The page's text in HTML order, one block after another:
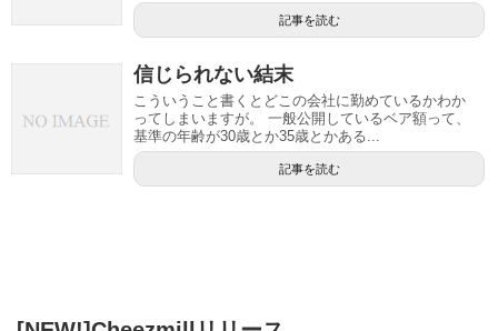
記事を読む
信じられない結末
こういうこと書くとどこの会社に勤めているかわか
ってしまいますが。 一般公開しているベア額って、
基準の年齢が30歳とか35歳とかある...
記事を読む